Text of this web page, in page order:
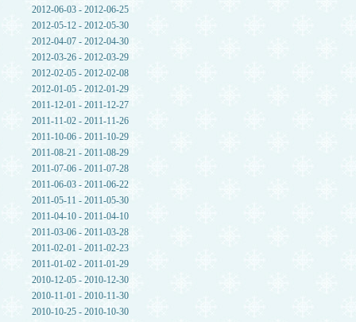
2012-06-03 - 2012-06-25
2012-05-12 - 2012-05-30
2012-04-07 - 2012-04-30
2012-03-26 - 2012-03-29
2012-02-05 - 2012-02-08
2012-01-05 - 2012-01-29
2011-12-01 - 2011-12-27
2011-11-02 - 2011-11-26
2011-10-06 - 2011-10-29
2011-08-21 - 2011-08-29
2011-07-06 - 2011-07-28
2011-06-03 - 2011-06-22
2011-05-11 - 2011-05-30
2011-04-10 - 2011-04-10
2011-03-06 - 2011-03-28
2011-02-01 - 2011-02-23
2011-01-02 - 2011-01-29
2010-12-05 - 2010-12-30
2010-11-01 - 2010-11-30
2010-10-25 - 2010-10-30